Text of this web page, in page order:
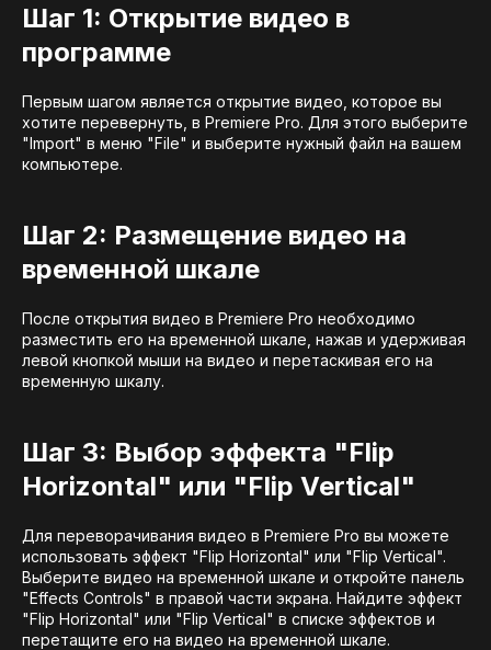
Шаг 1: Открытие видео в
программе
Первым шагом является открытие видео, которое вы
хотите перевернуть, в Premiere Pro. Для этого выберите
"Import" в меню "File" и выберите нужный файл на вашем
компьютере.
Шаг 2: Размещение видео на
временной шкале
После открытия видео в Premiere Pro необходимо
разместить его на временной шкале, нажав и удерживая
левой кнопкой мыши на видео и перетаскивая его на
временную шкалу.
Шаг 3: Выбор эффекта "Flip
Horizontal" или "Flip Vertical"
Для переворачивания видео в Premiere Pro вы можете
использовать эффект "Flip Horizontal" или "Flip Vertical".
Выберите видео на временной шкале и откройте панель
"Effects Controls" в правой части экрана. Найдите эффект
"Flip Horizontal" или "Flip Vertical" в списке эффектов и
перетащите его на видео на временной шкале.